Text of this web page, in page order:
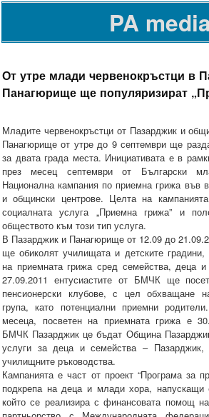
PA
От утре млади червенокръстци в
Панагюрище ще популяризират
Младите червенокръстци от Пазарджик и
Панагюрище от утре до 9 септември ще
за двата града места. Инициативата е в
през месец септември от Български
Национална кампания по приемна грижа във
и общински центрове. Целта на
социалната услуга „Приемна грижа” и
обществото към този тип услуга.
В Пазарджик и Панагюрище от 12.09 до
ще обиколят училищата и детските градини,
на приемната грижа сред семейства, деца
27.09.2011 ентусиастите от БМЧК ще
пенсионерски клубове, с цел обхващане
група, като потенциални приемни
месеца, посветен на приемната грижа е
БМЧК Пазарджик це бъдат Община
услуги за деца и семейства –
училищните ръководства.
Кампанията е част от проект “Програма за
подкрепа на деца и млади хора, напускащи
който се реализира с финансовата помощ